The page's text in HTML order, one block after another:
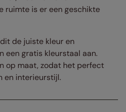
ruimte is er een geschikte
de juiste kleur en
een gratis kleurstaal aan.
op maat, zodat het perfect
en interieurstijl.